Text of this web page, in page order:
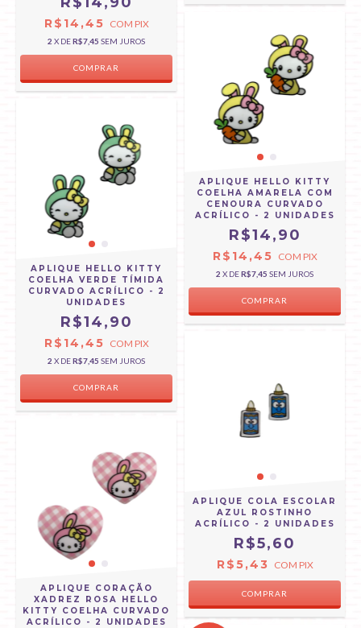
R$14,45 COM PIX
2 X DER$7,45 SEM JUROS
APLIQUE HELLO KITTY
COELHA VERDE TÍMIDA
CURVADO ACRÍLICO - 2
UNIDADES
R$14,90
R$14,45 COM PIX
2 X DER$7,45 SEM JUROS
APLIQUE HELLO KITTY
COELHA AMARELA COM
CENOURA CURVADO
ACRÍLICO - 2 UNIDADES
R$14,90
R$14,45 COM PIX
2 X DER$7,45 SEM JUROS
APLIQUE CORAÇÃO
XADREZ ROSA HELLO
KITTY COELHA CURVADO
ACRÍLICO - 2 UNIDADES
APLIQUE COLA ESCOLAR
AZUL ROSTINHO
ACRÍLICO - 2 UNIDADES
R$5,60
R$5,43 COM PIX